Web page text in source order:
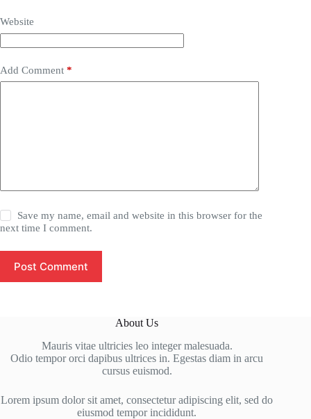
Website
Add Comment *
Save my name, email and website in this browser for the
next time I comment.
Post Comment
About Us
Mauris vitae ultricies leo integer malesuada.
Odio tempor orci dapibus ultrices in. Egestas diam in arcu
cursus euismod.
Lorem ipsum dolor sit amet, consectetur adipiscing elit, sed do
eiusmod tempor incididunt.